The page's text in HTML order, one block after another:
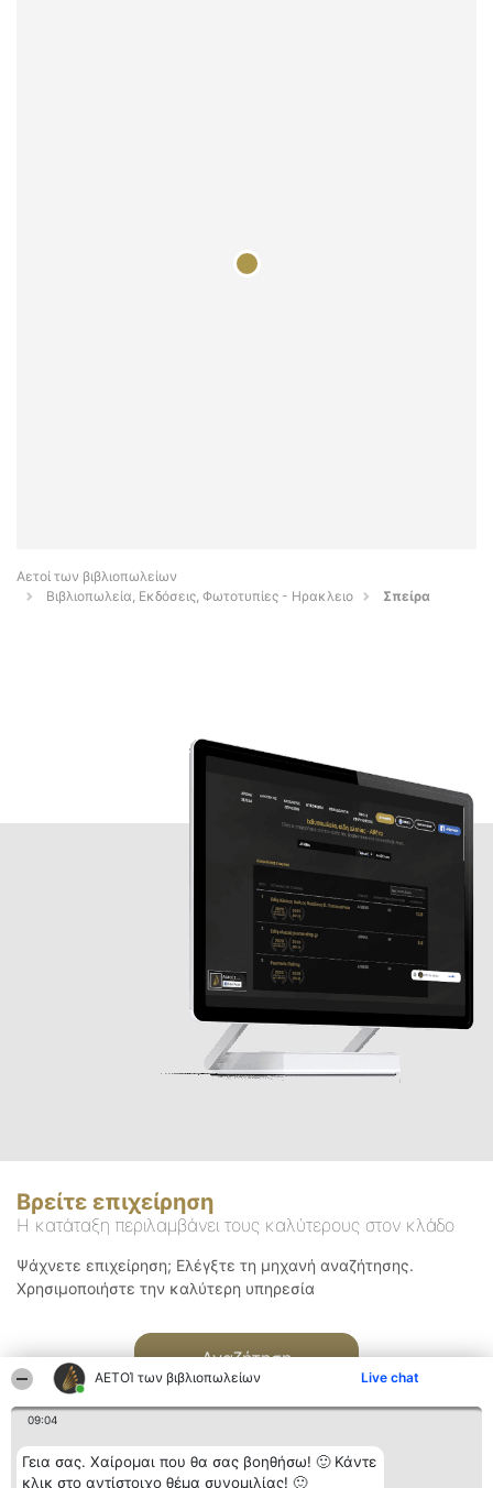
ΑΕΤΟΊ των βιβλιοπωλείων Live chat
09:04
Γεια σας. Χαίρομαι που θα σας βοηθήσω! 🙂 Κάντε
κλικ στο αντίστοιχο θέμα συνομιλίας! 🙂
Αετοί των βιβλιοπωλείων
Βιβλιοπωλεία, Εκδόσεις, Φωτοτυπίες - Ηρακλειο
Σπείρα
Βρείτε επιχείρηση
Η κατάταξη περιλαμβάνει τους καλύτερους στον κλάδο
Ψάχνετε επιχείρηση; Ελέγξτε τη μηχανή αναζήτησης.
Χρησιμοποιήστε την καλύτερη υπηρεσία
Αναζήτηση